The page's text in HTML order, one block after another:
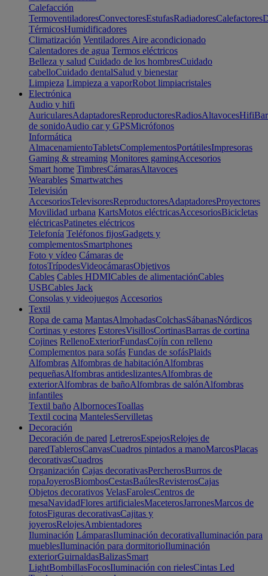
Calefacción
TermoventiladoresConvectoresEstufasRadiadoresCalefactores
TérmicosHumidificadores
Climatización Ventiladores Aire acondicionado
Calentadores de agua Termos eléctricos
Belleza y salud Cuidado de los hombresCuidado
cabelloCuidado dentalSalud y bienestar
Limpieza Limpieza a vaporRobot limpiacristales
Electrónica
Audio y hifi
AuricularesAdaptadoresReproductoresRadiosAltavocesHifi
de sonidoAudio car y GPSMicrófonos
Informática
AlmacenamientoTabletsComplementosPortátilesImpresoras
Gaming & streaming Monitores gamingAccesorios
Smart home TimbresCámarasAltavoces
Wearables Smartwatches
Televisión
AccesoriosTelevisoresReproductoresAdaptadoresProyectores
Movilidad urbana KartsMotos eléctricasAccesoriosBicicletas
eléctricasPatinetes eléctricos
Telefonía Teléfonos fijosGadgets y
complementosSmartphones
Foto y vídeo Cámaras de
fotosTrípodesVideocámarasObjetivos
Cables Cables HDMICables de alimentaciónCables
USBCables Jack
Consolas y videojuegos Accesorios
Textil
Ropa de cama MantasAlmohadasColchasSábanasNórdicos
Cortinas y estores EstoresVisillosCortinasBarras de cortina
Cojines RellenoExteriorFundasCojín con relleno
Complementos para sofás Fundas de sofásPlaids
Alfombras Alfombras de habitaciónAlfombras
pequeñasAlfombras antideslizantesAlfombras de
exteriorAlfombras de bañoAlfombras de salónAlfombras
infantiles
Textil baño AlbornocesToallas
Textil cocina MantelesServilletas
Decoración
Decoración de pared LetrerosEspejosRelojes de
paredTablerosCanvasCuadros pintados a manoMarcosPlacas
decorativasCuadros
Organización Cajas decorativasPercherosBurros de
ropaJoyerosBiombosCestasBaúlesRevisterosCajas
Objetos decorativos VelasFarolesCentros de
mesaNavidadFlores artificialesMaceterosJarronesMarcos de
fotosFiguras decorativasCajitas y
joyerosRelojesAmbientadores
Iluminación LámparasIluminación decorativaIluminación para
mueblesIluminación para dormitorioIluminación
exteriorGuirnaldasBalizasSmart
LightBombillasFocosIluminación con rielesCintas Led